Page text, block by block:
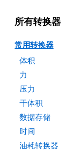
所有转换器
常用转换器
体积
力
压力
干体积
数据存储
时间
油耗转换器